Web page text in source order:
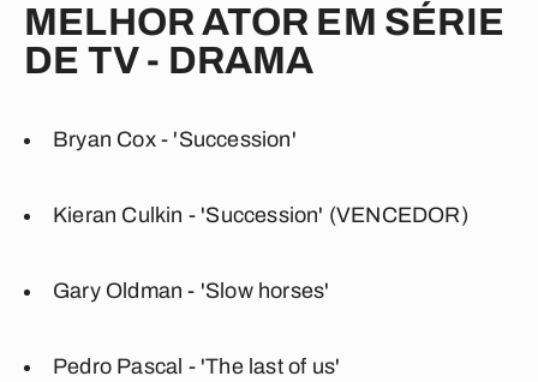
MELHOR ATOR EM SÉRIE
DE TV - DRAMA
Bryan Cox - 'Succession'
Kieran Culkin - 'Succession' (VENCEDOR)
Gary Oldman - 'Slow horses'
Pedro Pascal - 'The last of us'